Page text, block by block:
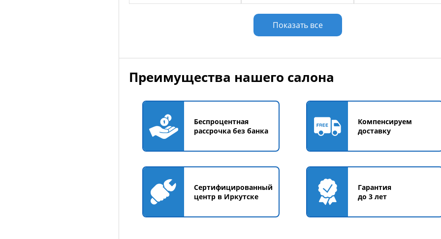
Добавить в корзину
Показать все
Преимущества нашего салона
Беспроцентная
рассрочка без банка
Компенсируем
доставку
Сертифицированный
центр в Иркутске
Гарантия
до 3 лет